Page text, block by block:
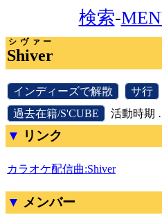
検索-
Shiver
シヴァー
インディーズで解散 サ行
過去在籍/S'CUBE 活動時期
リンク
カラオケ配信曲:Shiver
メンバー